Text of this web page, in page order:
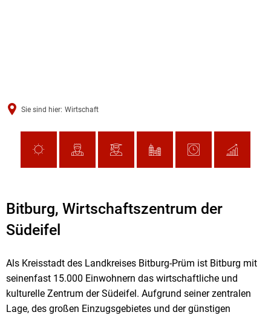
Sie sind hier: Wirtschaft
Bitburg, Wirtschaftszentrum der
Südeifel
Als Kreisstadt des Landkreises Bitburg-Prüm ist Bitburg mit
seinenfast 15.000 Einwohnern das wirtschaftliche und
kulturelle Zentrum der Südeifel. Aufgrund seiner zentralen
Lage, des großen Einzugsgebietes und der günstigen